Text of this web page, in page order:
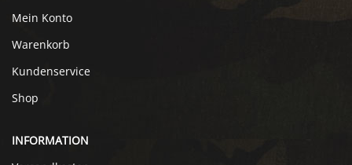
Mein Konto
Warenkorb
Kundenservice
Shop
INFORMATION